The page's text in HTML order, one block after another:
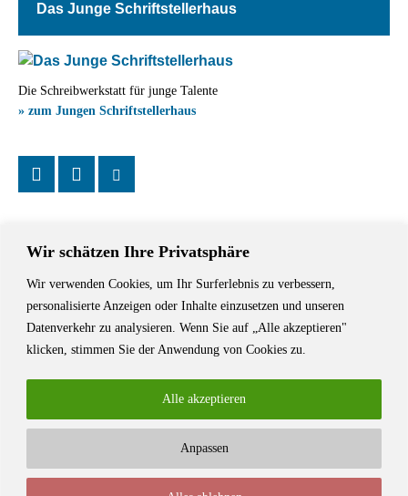
Wir schätzen Ihre Privatsphäre
Wir verwenden Cookies, um Ihr Surferlebnis zu verbessern,
personalisierte Anzeigen oder Inhalte einzusetzen und unseren
Datenverkehr zu analysieren. Wenn Sie auf „Alle akzeptieren"
klicken, stimmen Sie der Anwendung von Cookies zu.
Anpassen
Alle akzeptieren
Das Junge Schriftstellerhaus
Die Schreibwerkstatt für junge Talente
» zum Jungen Schriftstellerhaus
Das Schriftstellerhaus ist ein beliebter Treffpunkt für Autorinnen und
Autoren aus Stuttgart und der Region sowie ein Veranstaltungsort für
Lesungen, Tagungen und Schreibwerkstätten.
© Stuttgarter Schriftstellerhaus